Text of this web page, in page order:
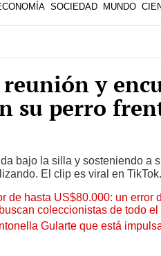
SOCIEDAD MUNDO
reunión y
su perro
bajo la silla y sosteniendo a
El clip es viral en TikTok.
de hasta US$80.000: un error
coleccionistas de todo el
Gularte que está